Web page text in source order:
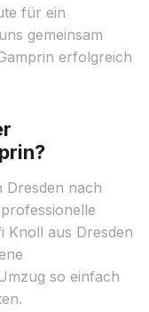
für ein
gemeinsam
erfolgreich
Dresden nach
Knoll aus Dresden
so einfach